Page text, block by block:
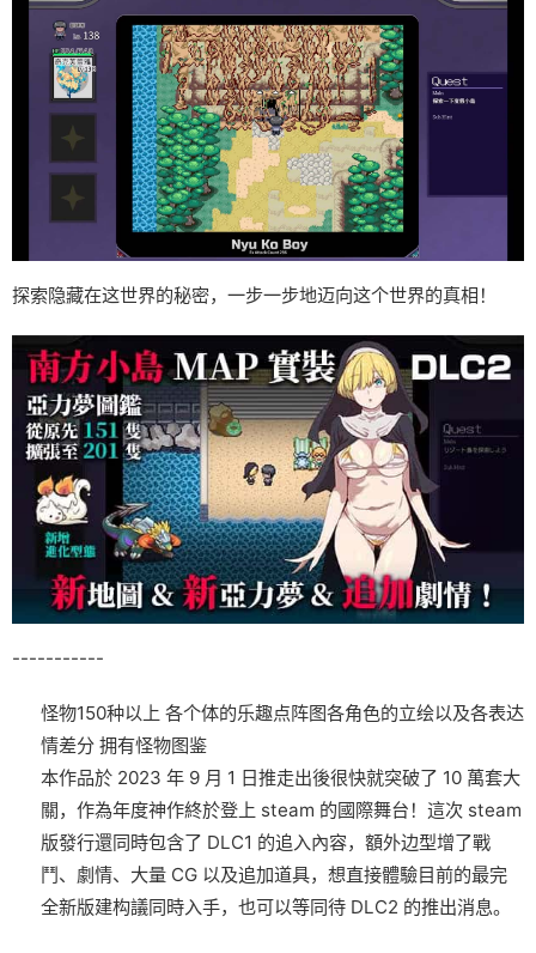
探索隐藏在这世界的秘密，一步一步地迈向这个世界的真相！
-----------
怪物150种以上 各个体的乐趣点阵图各角色的立绘以及各表达
情差分 拥有怪物图鉴
本作品於 2023 年 9 月 1 日推走出後很快就突破了 10 萬套大
關，作為年度神作終於登上 steam 的國際舞台！這次 steam
版發行還同時包含了 DLC1 的追入內容，額外边型增了戰
鬥、劇情、大量 CG 以及追加道具，想直接體驗目前的最完
全新版建构議同時入手，也可以等同待 DLC2 的推出消息。